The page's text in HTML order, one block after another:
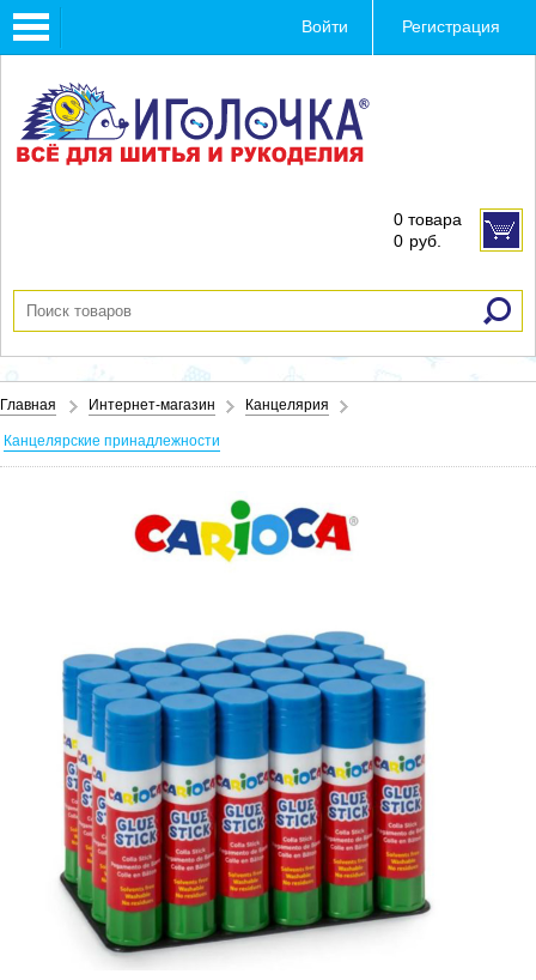
Toggle
navigation
Войти Регистрация
0 товара
0 руб.
Главная Интернет-магазин Канцелярия
Канцелярские принадлежности